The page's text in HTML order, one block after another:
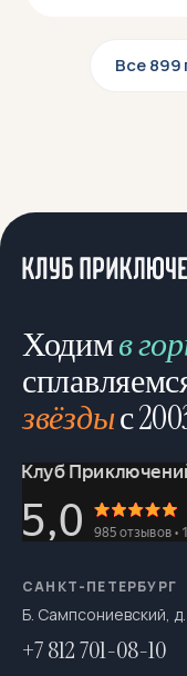
Все 899
Ходимв
звёздыс
САНКТ-ПЕТЕРБУРГ
Б. Сампсониевский,
+7 812 701-08-10